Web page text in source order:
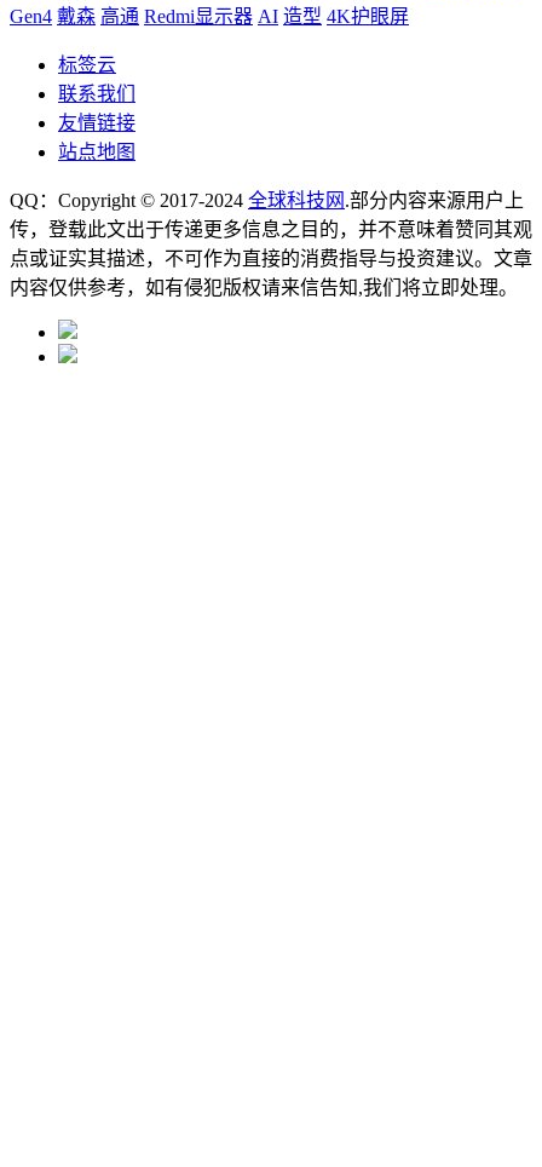
Gen4 戴森 高通 Redmi显示器 AI 造型 4K护眼屏
标签云
联系我们
友情链接
站点地图
QQ：Copyright © 2017-2024 全球科技网 .部分内容来源用户上
传，登载此文出于传递更多信息之目的，并不意味着赞同其观
点或证实其描述，不可作为直接的消费指导与投资建议。文章
内容仅供参考，如有侵犯版权请来信告知,我们将立即处理。